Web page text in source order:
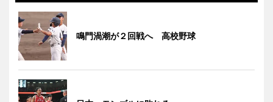
鳴門渦潮が２回戦へ 高校野球